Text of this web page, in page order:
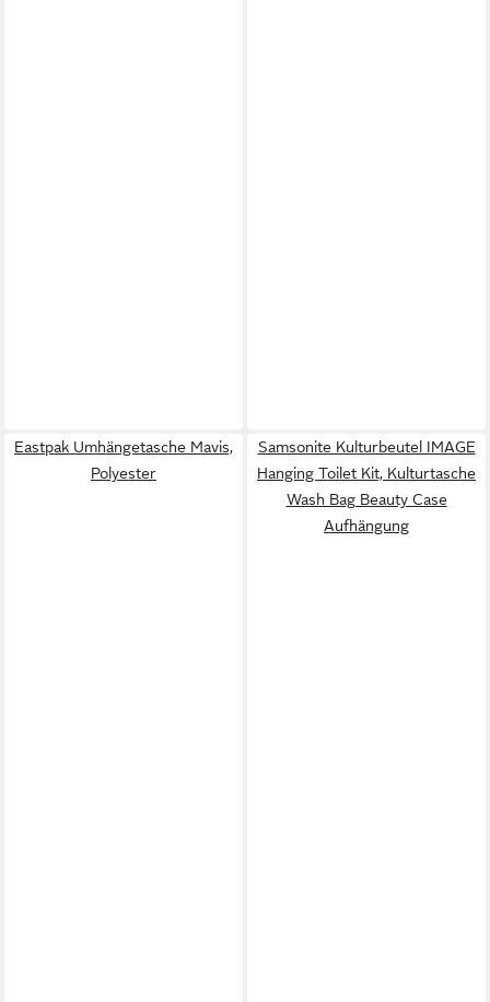
Eastpak Umhängetasche Mavis,
Polyester
Samsonite Kulturbeutel IMAGE
Hanging Toilet Kit, Kulturtasche
Wash Bag Beauty Case
Aufhängung